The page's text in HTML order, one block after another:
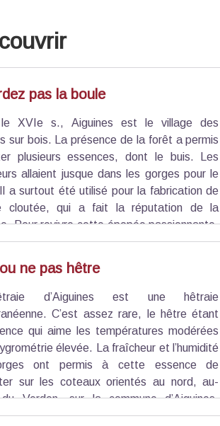
pas la boule
le XVIe s., Aiguines est le village des
sur bois. La présence de la forêt a permis
plusieurs essences, dont le buis. Les
allaient jusque dans les gorges pour le
a surtout été utilisé pour la fabrication de
cloutée, qui a fait la réputation de la
Pour revivre cette épopée passionnante,
ateliers d’artistes et l’école Escoulen, qui
ne pas hêtre
d’Aiguines est une hêtraie
C’est assez rare, le hêtre étant
qui aime les températures modérées
élevée. La fraîcheur et l’humidité
ont permis à cette essence de
sur les coteaux orientés au nord, au-
Verdon, sur la commune d’Aiguines.
arbres centenaires, une diversité de